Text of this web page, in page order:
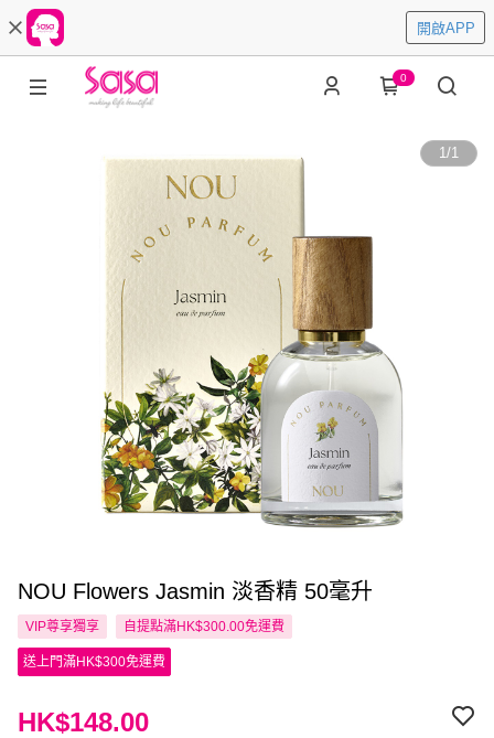
開啟APP
0
1/1
NOU Flowers Jasmin 淡香精 50毫升
VIP尊享獨享 自提點滿HK$300.00免運費
送上門滿HK$300免運費
HK$148.00